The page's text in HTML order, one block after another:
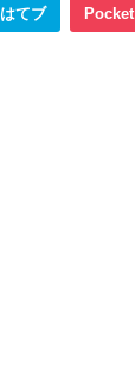
はてブ Pocket